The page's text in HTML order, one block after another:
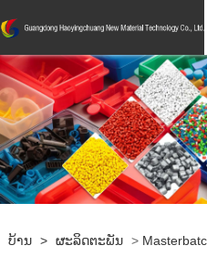
ບ້ານ > ຜະລິດຕະພັນ >